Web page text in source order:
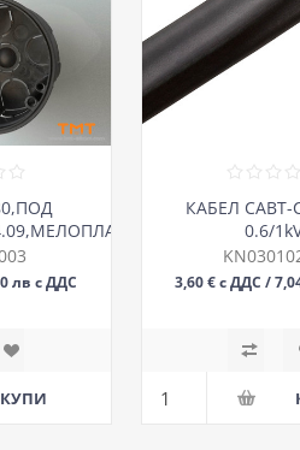
лв с ДДС
КАБЕЛ САВТ-
0.6/
3,60 € с ДДС /